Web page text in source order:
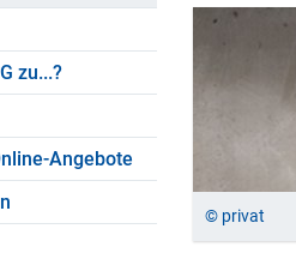
zu...?
Angebote
© privat